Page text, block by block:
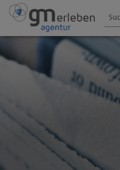
GM ENTDECKEN
Aktuelles
Kultur
Einkaufen
VfL Gummersbach